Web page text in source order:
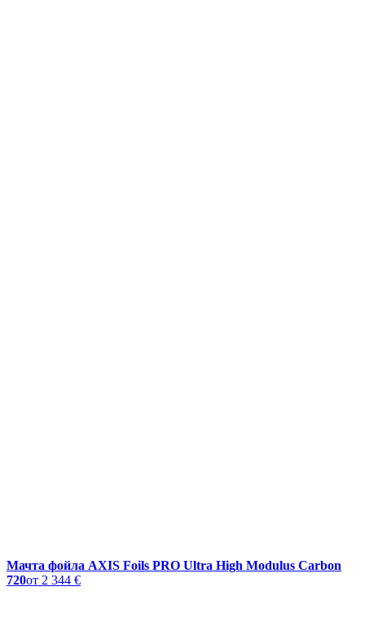
Мачта фойла AXIS Foils PRO Ultra High Modulus Carbon
720от 2 344 €